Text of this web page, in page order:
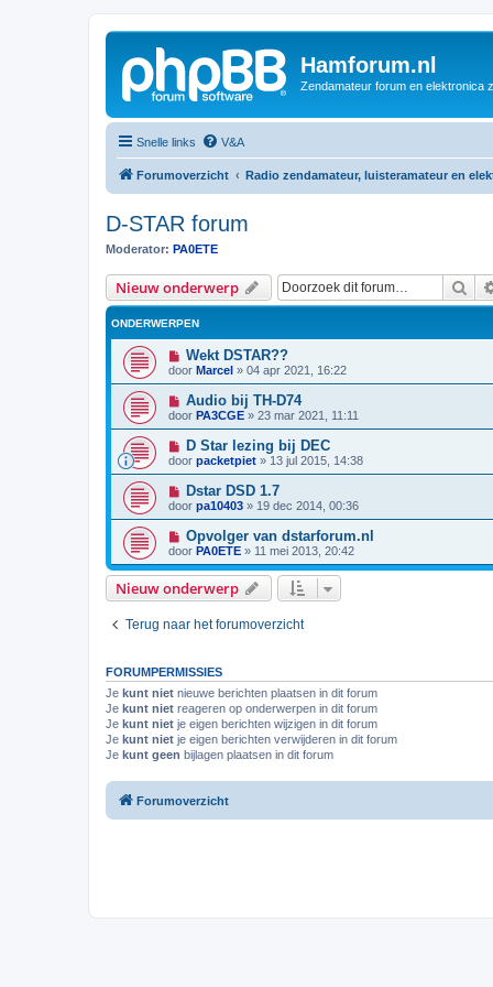
Hamforum.nl
Zendamateur forum en elektronica
Snelle links V&A
Forumoverzicht Radio zendamateur, luisteramateur en
D-STAR forum
Moderator: PA0ETE
Nieuw onderwerp
ONDERWERPEN
Wekt DSTAR??
door Marcel » 04 apr 2021, 16:22
Audio bij TH-D74
door PA3CGE » 23 mar 2021, 11:11
D Star lezing bij DEC
door packetpiet » 13 jul 2015, 14:38
Dstar DSD 1.7
door pa10403 » 19 dec 2014, 00:36
Opvolger van dstarforum.nl
door PA0ETE » 11 mei 2013, 20:42
Nieuw onderwerp
Terug naar het forumoverzicht
FORUMPERMISSIES
Je kunt niet nieuwe berichten plaatsen in dit forum
Je kunt niet reageren op onderwerpen in dit forum
Je kunt niet je eigen berichten wijzigen in dit forum
Je kunt niet je eigen berichten verwijderen in dit forum
Je kunt geen bijlagen plaatsen in dit forum
Forumoverzicht